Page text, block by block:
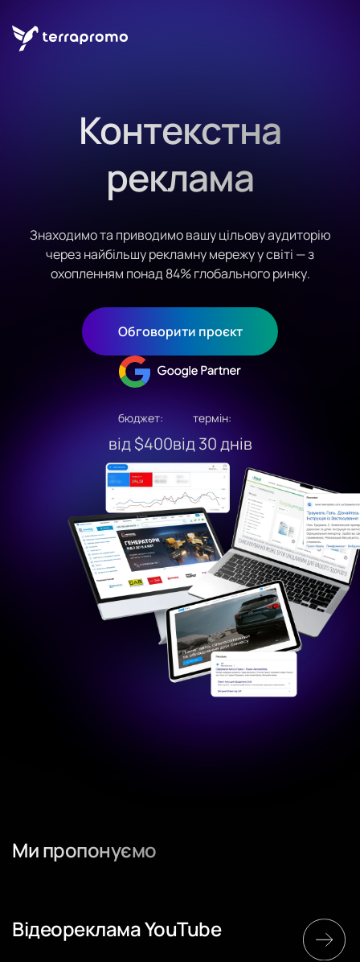
Контекстна
реклама
Знаходимо та приводимо вашу цільову аудиторію
через найбільшу рекламну мережу у світі — з
охопленням понад 84% глобального ринку.
Обговорити проєкт
бюджет:
від $400
термін:
від 30 днів
Ми пропонуємо
Відеореклама YouTube